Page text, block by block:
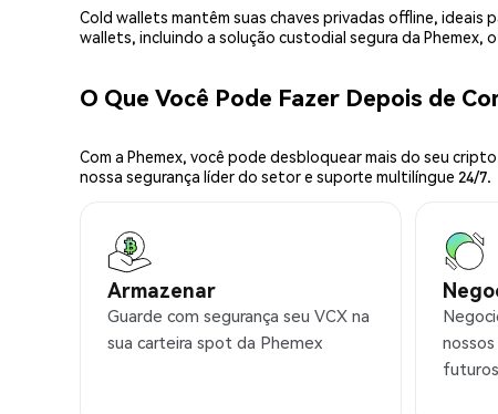
Cold wallets mantêm suas chaves privadas offline,
wallets, incluindo a solução custodial segura da Phemex,
O Que Você Pode Fazer Depois de
Com a Phemex, você pode desbloquear mais do seu
nossa segurança líder do setor e suporte multilíngue 24/7.
Armazenar
Guarde com segurança seu VCX na
sua carteira spot da Phemex
futuros